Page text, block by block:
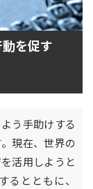
を促す
う手助けする
現在、世界の
活用しようと
るとともに、